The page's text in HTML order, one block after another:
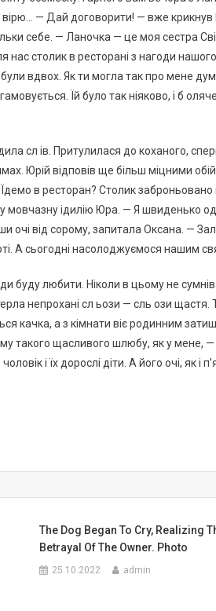
— Дай договорити! — вже крикнув
себе. — Ланочка — це моя сестра
столик в ресторані з нагоди
вдвох. Як ти могла так про мене
Їй було так ніяково, і б
сл ів. Притулилася до коханого,
Юрій відповів ще більш міцними
Їдемо в ресторан? Столик
мовчазну ідилію Юра. — Я швиденько
від сорому, запитала Оксана. —
А сьогодні насолоджуємося нашим
буду любити. Ніколи в цьому не
непрохані сл ьози — сль ози щастя.
качка, а з кімнати віє родинним
такого щасливого шлюбу, як у мене, —
і їх дорослі діти. А його очі, як і
The Dog Began To Cry, Realizing
Betrayal Of The Owner. Photo
25.10.2022 admin